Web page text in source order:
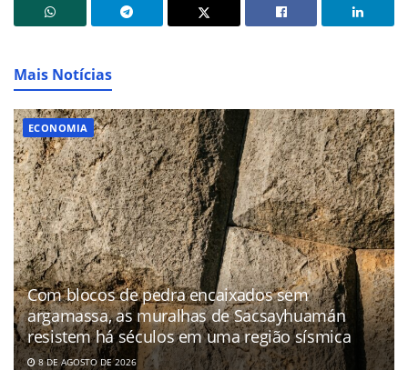
Mais Notícias
ECONOMIA
Com blocos de pedra encaixados sem
argamassa, as muralhas de Sacsayhuamán
resistem há séculos em uma região sísmica
8 DE AGOSTO DE 2026